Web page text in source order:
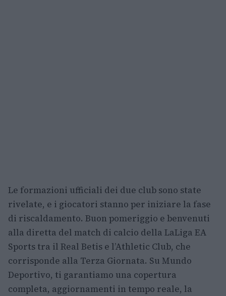
Le formazioni ufficiali dei due club sono state
rivelate, e i giocatori stanno per iniziare la fase
di riscaldamento. Buon pomeriggio e benvenuti
alla diretta del match di calcio della LaLiga EA
Sports tra il Real Betis e l’Athletic Club, che
corrisponde alla Terza Giornata. Su Mundo
Deportivo, ti garantiamo una copertura
completa, aggiornamenti in tempo reale, la